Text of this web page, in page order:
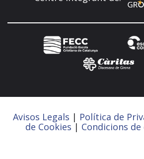
Avisos Legals | Política de
de Cookies | Condicions